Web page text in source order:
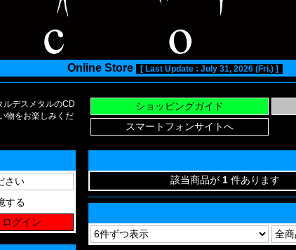
Online Store [ Last Update : July 31, 2026 (Fri.) ]
ルデスメタルのCD
物をお楽しみくだ
する
該当商品が 1 件あります